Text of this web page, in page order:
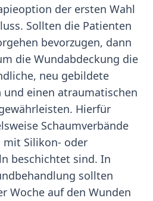
der ersten Wahl
Sollten die Patienten
bevorzugen, dann
die Wundabdeckung die
neu gebildete
und einen atraumatischen
Hierfür
Schaumverbände
mit Silikon- oder
beschichtet sind. In
sollten
Woche auf den Wunden